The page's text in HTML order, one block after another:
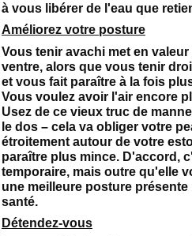
à vous libérer de l'eau que
Améliorez votre posture
Vous tenir avachi met en
ventre, alors que vous tenir
et vous fait paraître à la fois
Vous voulez avoir l'air encore
Usez de ce vieux truc de
le dos – cela va obliger votre
étroitement autour de votre
paraître plus mince. D'accord,
temporaire, mais outre qu'elle
une meilleure posture
santé.
Détendez-vous